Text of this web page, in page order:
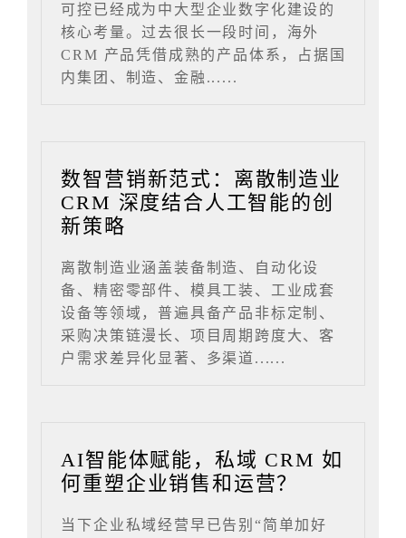
可控已经成为中大型企业数字化建设的
核心考量。过去很长一段时间，海外
CRM 产品凭借成熟的产品体系，占据国
内集团、制造、金融......
数智营销新范式：离散制造业
CRM 深度结合人工智能的创
新策略
离散制造业涵盖装备制造、自动化设
备、精密零部件、模具工装、工业成套
设备等领域，普遍具备产品非标定制、
采购决策链漫长、项目周期跨度大、客
户需求差异化显著、多渠道......
AI智能体赋能，私域 CRM 如
何重塑企业销售和运营？
当下企业私域经营早已告别“简单加好